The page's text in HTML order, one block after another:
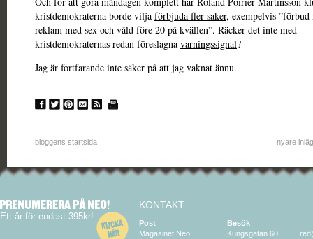
kristdemokraterna borde vilja förbjuda fler saker, exempelvis
reklam med sex och våld före 20 på kvällen”. Räcker det inte med
kristdemokraternas redan föreslagna varningssignal?
Jag är fortfarande inte säker på att jag vaknat ännu.
bloggens startsida nyare
Ett år för endast 395kr!
KONTAKT
Post
Magasinet Neo
Besök
Kungsgatan 60